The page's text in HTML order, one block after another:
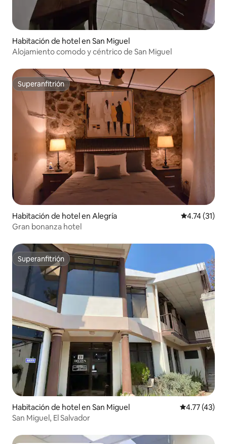
Habitación de hotel en San Miguel
Alojamiento comodo y céntrico de San Miguel
Superanfitrión
Superanfitrión
Habitación de hotel en Alegría Calificación
4.74 (31)
Gran bonanza hotel
Superanfitrión
Superanfitrión
Habitación de hotel en San Miguel Calificación
4.77 (43)
San Miguel, El Salvador